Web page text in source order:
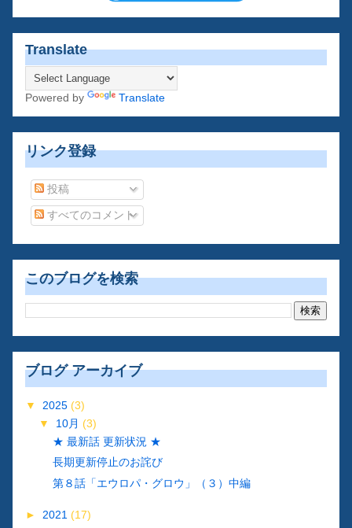
Translate
Powered by Translate
リンク登録
投稿
すべてのコメント
このブログを検索
ブログ アーカイブ
▼ 2025 (3)
▼ 10月 (3)
★ 最新話 更新状況 ★
長期更新停止のお詫び
第８話「エウロパ・グロウ」（３）中編
► 2021 (17)